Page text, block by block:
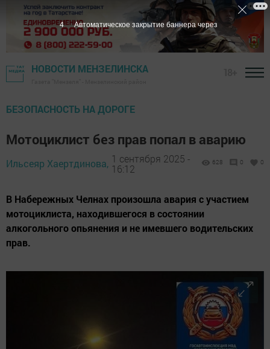
НОВОСТИ МЕНЗЕЛИНСКА
БЕЗОПАСНОСТЬ НА ДОРОГЕ
Мотоциклист без прав попал в аварию
Ильсеяр Хаертдинова, 1 сентября 2025 -
16:12
628 0 0
В Набережных Челнах произошла авария с участием
мотоциклиста, находившегося в состоянии
алкогольного опьянения и не имевшего водительских
прав.
3 Автоматическое закрытие баннера через